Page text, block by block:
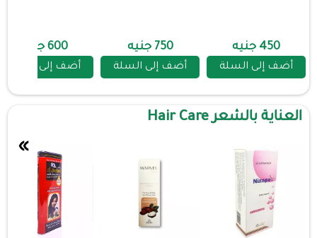
450 جنيه
أضف إلى السلة
750 جنيه
أضف إلى السلة
600 جنيه
أضف إلى السلة
العناية بالشعر Hair Care
»